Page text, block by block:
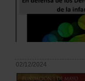
02/12/2024